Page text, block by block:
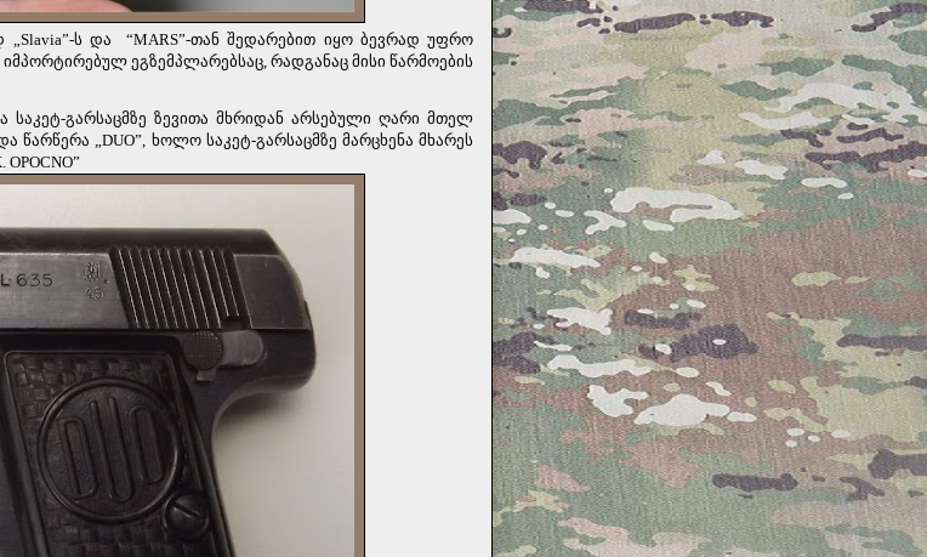
ს და
“MARS”-თან შედარებით იყო ბევრად უფრო
იმპორტირებულ ეგზემპლარებსაც, რადგანაც მისი წარმოების
გარსაცმზე ზევითა მხრიდან არსებული ღარი მთელ
„DUO”, ხოლო საკეტ-გარსაცმზე მარცხენა მხარეს